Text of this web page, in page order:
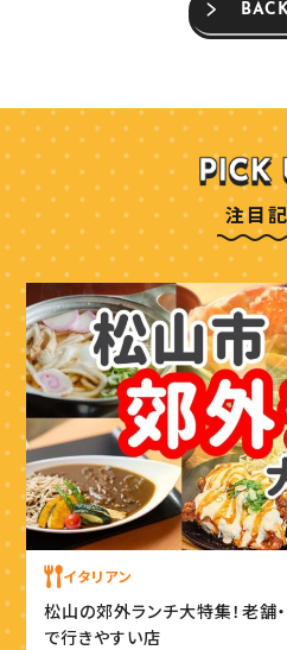
注目
イタリアン
松山の郊外ランチ大特集！老舗
で行きやすい店